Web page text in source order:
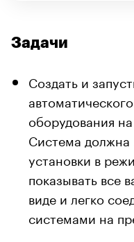
Задачи
Создать и
оборудования
Система должна
установки в
показывать все
виде и легко
системами на